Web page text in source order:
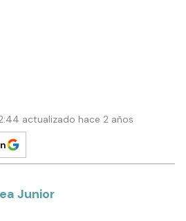
actualizado hace 2 años
Junior